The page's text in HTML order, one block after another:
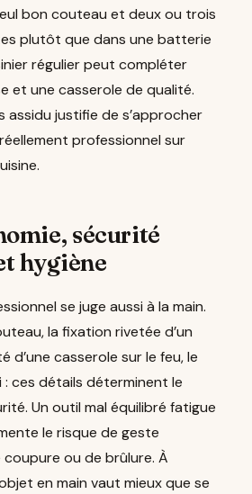
bon couteau et deux ou trois
plutôt que dans une batterie
régulier peut compléter
et une casserole de qualité.
assidu justifie de s’approcher
professionnel sur
sécurité
hygiène
se juge aussi à la main.
la fixation rivetée d’un
d’une casserole sur le feu, le
ces détails déterminent le
Un outil mal équilibré fatigue
le risque de geste
ou de brûlure. À
en main vaut mieux que se